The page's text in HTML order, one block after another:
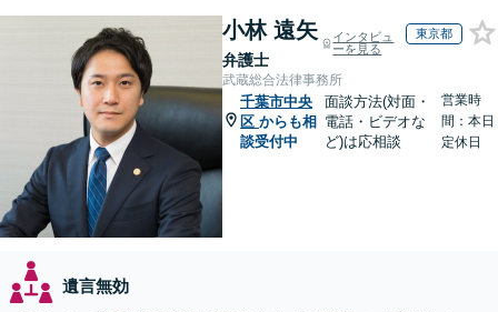
小林 遠矢
弁護士
インタビュ
ーを見る
東京都
武蔵総合法律事務所
千葉市中央
区 からも相
談受付中
面談方法(対面・
電話・ビデオな
ど)は応相談
営業時
間：本日
定休日
遺言無効